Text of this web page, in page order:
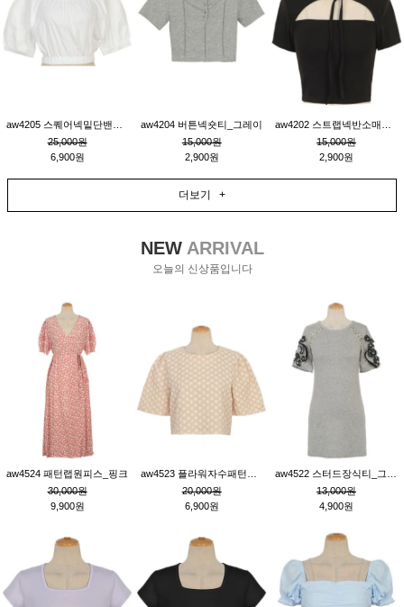
25,000원
6,900원
aw4204 버튼넥숏티_그레이
15,000원
2,900원
15,000원
2,900원
더보기 +
NEWARRIVAL
오늘의 신상품입니다
aw4524 패턴랩원피스_핑크
30,000원
9,900원
20,000원
6,900원
13,000원
4,900원